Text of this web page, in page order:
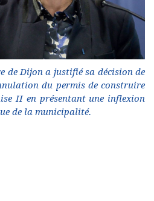
de Dijon a justifié sa décision de
du permis de construire
II en présentant une inflexion
de la municipalité.